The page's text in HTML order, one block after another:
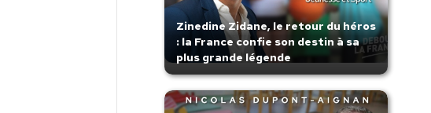
Zinedine Zidane, le retour du héros
: la France confie son destin à sa
plus grande légende